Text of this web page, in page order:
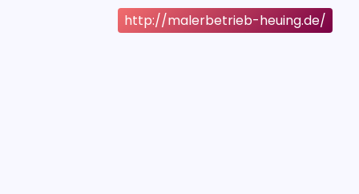
http://malerbetrieb-heuing.de/